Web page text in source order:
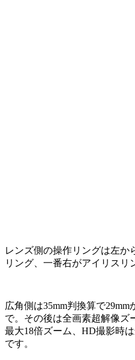
レンズ側の操作リングは左か
リング、一番右がアイリスリ
広角側は35mm判換算で
で。その後は全画素超解像ズ
最大18倍ズーム、HD撮影時
です。